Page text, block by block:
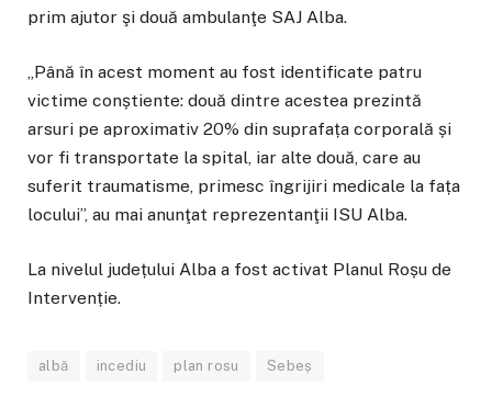
prim ajutor şi două ambulanţe SAJ Alba.
„Până în acest moment au fost identificate patru
victime conștiente: două dintre acestea prezintă
arsuri pe aproximativ 20% din suprafața corporală și
vor fi transportate la spital, iar alte două, care au
suferit traumatisme, primesc îngrijiri medicale la fața
locului”, au mai anunţat reprezentanţii ISU Alba.
La nivelul județului Alba a fost activat Planul Roșu de
Intervenție.
albă incediu plan rosu Sebeș